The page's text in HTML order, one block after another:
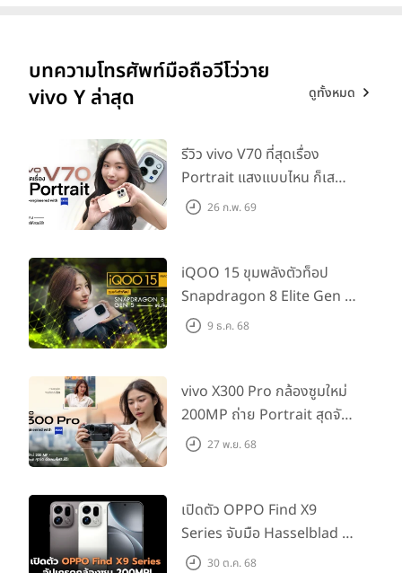
บทความโทรศัพท์มือถือวีโว่วาย
vivo Y ล่าสุด
ดูทั้งหมด
รีวิว vivo V70 ที่สุดเรื่อง
Portrait แสงแบบไหน ก็เส
กช็อตให้สวยได้!
26 ก.พ. 69
iQOO 15 ขุมพลังตัวท็อป
Snapdragon 8 Elite Gen 5
เล่นลื่นทุกเกม!
9 ธ.ค. 68
vivo X300 Pro กล้องซูมใหม่
200MP ถ่าย Portrait สุดจัด
ต่อเลนส์เสริมได้!
27 พ.ย. 68
เปิดตัว OPPO Find X9
Series จับมือ Hasselblad อัป
เกรดกล้องซูม 200MP!
30 ต.ค. 68